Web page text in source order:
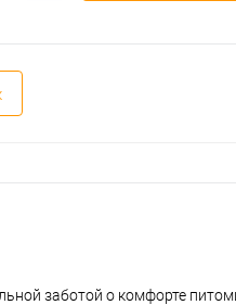
заботой о комфорте